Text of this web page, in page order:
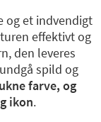
og et indvendigt
effektivt og
den leveres
spild og
farve, og
ikon.